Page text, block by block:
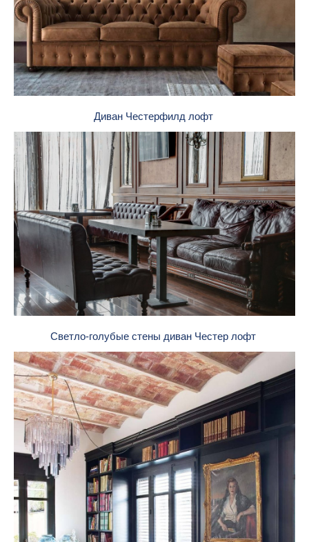
Диван Честерфилд лофт
Светло-голубые стены диван Честер лофт